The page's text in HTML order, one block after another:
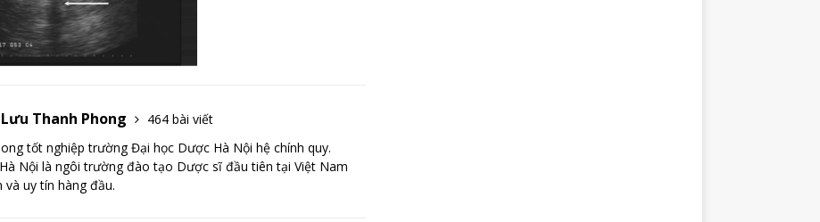
Thanh Phong
464 bài viết
tốt nghiệp trường Đại học Dược Hà Nội hệ chính quy.
Nội là ngôi trường đào tạo Dược sĩ đầu tiên tại Việt Nam
và uy tín hàng đầu.